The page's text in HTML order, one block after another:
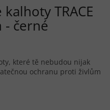
TRACE
- černé
které tě nebudou nijak
ochranu proti živlům